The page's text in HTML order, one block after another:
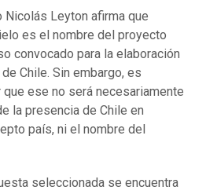
Nicolás Leyton afirma que
es el nombre del proyecto
convocado para la elaboración
Chile. Sin embargo, es
ese no será necesariamente
la presencia de Chile en
país, ni el nombre del
seleccionada se encuentra